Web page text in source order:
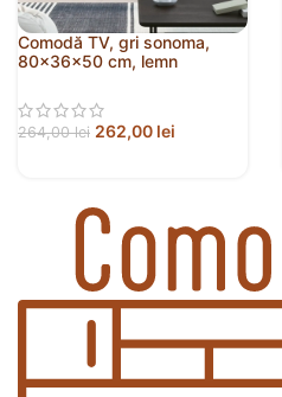
Comodă TV, gri sonoma,
80x36x50 cm, lemn
264,00lei 262,00 lei